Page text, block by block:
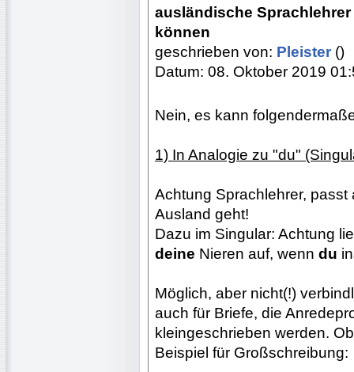
ausländische
können
geschrieben von: Pleister ()
Datum: 08. Oktober 2019
Nein, es kann
1) In Analogie zu "du"
Achtung Sprachlehrer,
Ausland geht!
Dazu im Singular: Achtung
deine Nieren auf, wenn du
Möglich, aber nicht(!)
auch für Briefe, die
kleingeschrieben werden.
Beispiel für Großschreibung: